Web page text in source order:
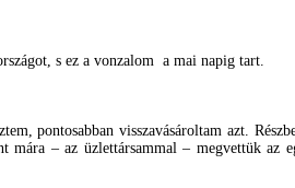
s ez a vonzalom a mai napig tart.
pontosabban visszavásároltam azt.
– az üzlettársammal – megvettük az